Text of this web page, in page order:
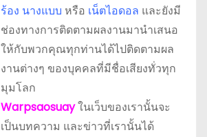
ร้อง นางแบบ หรือ เน็ตไอดอล และยังมี
ช่องทางการติดตามผลงานมานำเสนอ
ให้กับพวกคุณทุกท่านได้ไปติดตามผล
งานต่างๆ ของบุคคลที่มีชื่อเสียงทั่วทุก
มุมโลก
Warpsaosuayในเว็บของเรานั้นจะ
เป็นบทความ และข่าวที่เรานั้นได้